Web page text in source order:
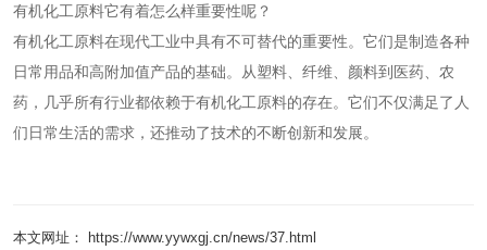
有机化工原料它有着怎么样重要性呢？
有机化工原料在现代工业中具有不可替代的重要性。它们是制造各种
日常用品和高附加值产品的基础。从塑料、纤维、颜料到医药、农
药，几乎所有行业都依赖于有机化工原料的存在。它们不仅满足了人
们日常生活的需求，还推动了技术的不断创新和发展。
本文网址： https://www.yywxgj.cn/news/37.html